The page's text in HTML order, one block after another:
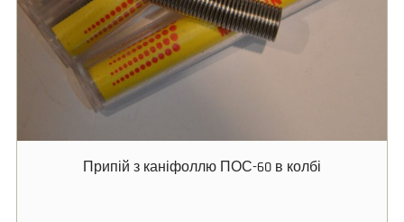
Припій з каніфоллю ПОС-60 в колбі